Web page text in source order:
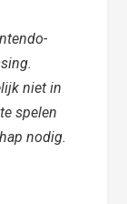
niet in
spelen
nodig.